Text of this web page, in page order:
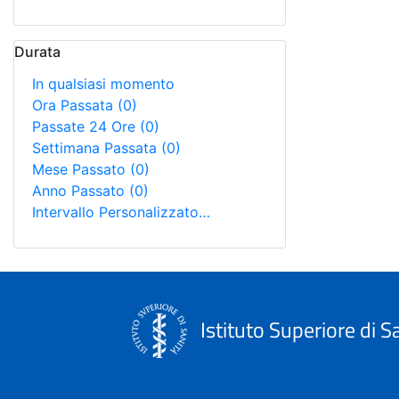
Durata
In qualsiasi momento
Ora Passata (0)
Passate 24 Ore (0)
Settimana Passata (0)
Mese Passato (0)
Anno Passato (0)
Intervallo Personalizzato…
Istituto Superiore di